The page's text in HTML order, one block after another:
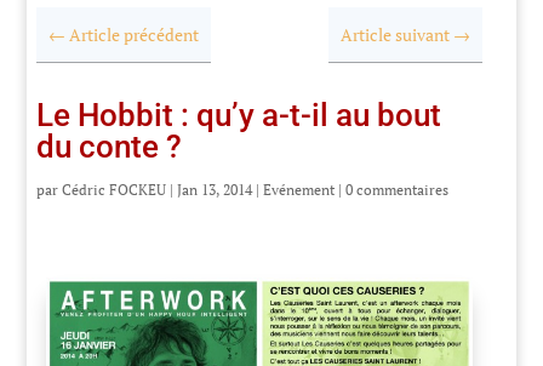
← Article précédent Article suivant→
Le Hobbit : qu’y a-t-il au bout
du conte ?
parCédric FOCKEU |Jan 13, 2014|Evénement |0 commentaires